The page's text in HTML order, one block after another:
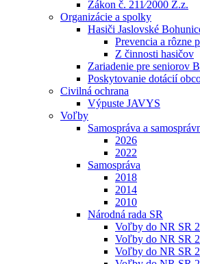
Zákon č. 211⁄2000 Z.z.
Organizácie a spolky
Hasiči Jaslovské
Prevencia a rôzne
Z činnosti hasičov
Zariadenie pre seniorov
Poskytovanie dotácií
Civilná ochrana
Výpuste JAVYS
Voľby
Samospráva a
2026
2022
Samospráva
2018
2014
2010
Národná rada SR
Voľby do NR SR
Voľby do NR SR
Voľby do NR SR